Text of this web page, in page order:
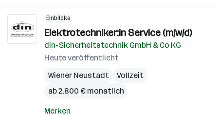
Einblicke
Elektrotechniker:in Service (m/w/d)
din-Sicherheitstechnik GmbH & Co KG
Heute veröffentlicht
Wiener Neustadt
Vollzeit
ab 2.800 € monatlich
Merken